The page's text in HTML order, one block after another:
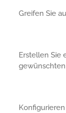
Greifen Sie
Erstellen Sie